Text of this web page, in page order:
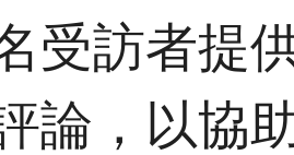
受訪者提
論，以協